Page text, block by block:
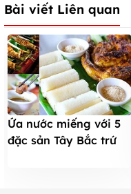
Bài viết Liên quan
Ứa nước miếng với 5
đặc sản Tây Bắc trứ